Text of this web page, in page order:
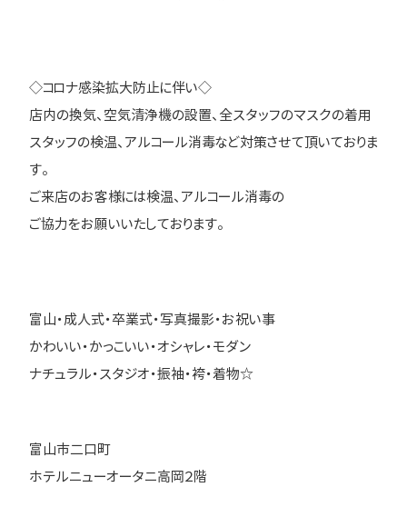
◇コロナ感染拡大防止に伴い◇
店内の換気、空気清浄機の設置、全スタッフのマスクの着用
スタッフの検温、アルコール消毒など対策させて頂いておりま
す。
ご来店のお客様には検温、アルコール消毒の
ご協力をお願いいたしております。
富山・成人式・卒業式・写真撮影・お祝い事
かわいい・かっこいい・オシャレ・モダン
ナチュラル・スタジオ・振袖・袴・着物☆
富山市二口町
ホテルニューオータニ高岡２階